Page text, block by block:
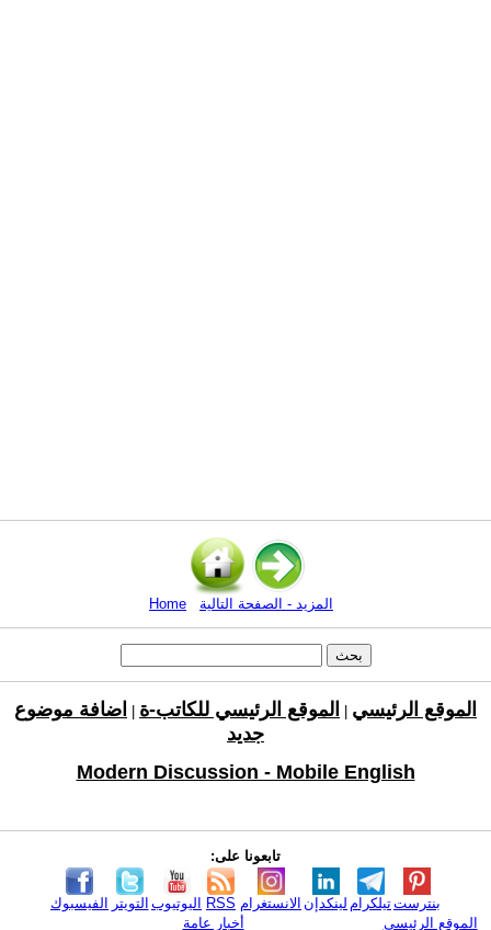
Home المزيد - الصفحة التالية
الموقع الرئيسي الموقع الرئيسي للكاتب-ة
اضافة موضوع
جديد
Modern Discussion - Mobile English
تابعونا على:
الفيسبوك التويتر اليوتيوب RSS الانستغرام لينكدإن تيلكرامبنترست
الموقع الرئيسي
أخبار عامة